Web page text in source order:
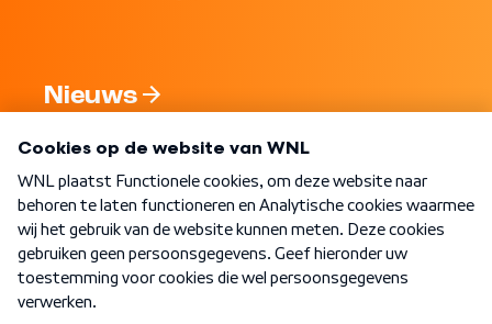
Nieuws
Nieuwsbrief
Word Lid